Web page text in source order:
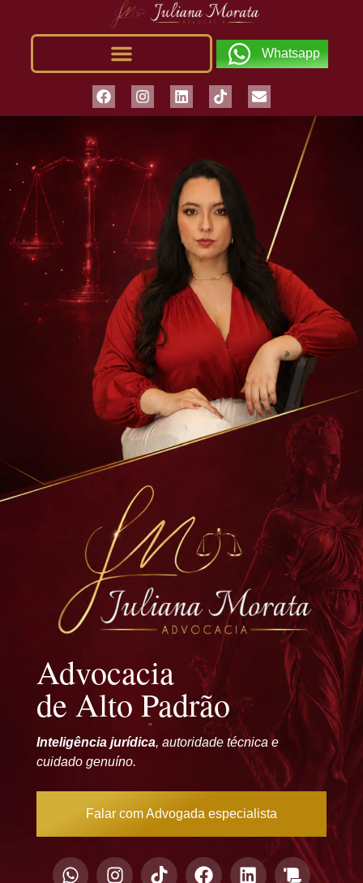
Whatsapp
Advocacia
de Alto Padrão
Inteligência jurídica, autoridade técnica e
cuidado genuíno.
Falar com Advogada especialista